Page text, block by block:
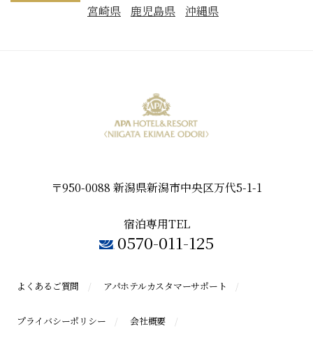
宮崎県
鹿児島県 沖縄県
〒950-0088 新潟県新潟市中央区万代5-1-1
宿泊専用TEL
0570-011-125
よくあるご質問 アパホテルカスタマーサポート
プライバシーポリシー 会社概要